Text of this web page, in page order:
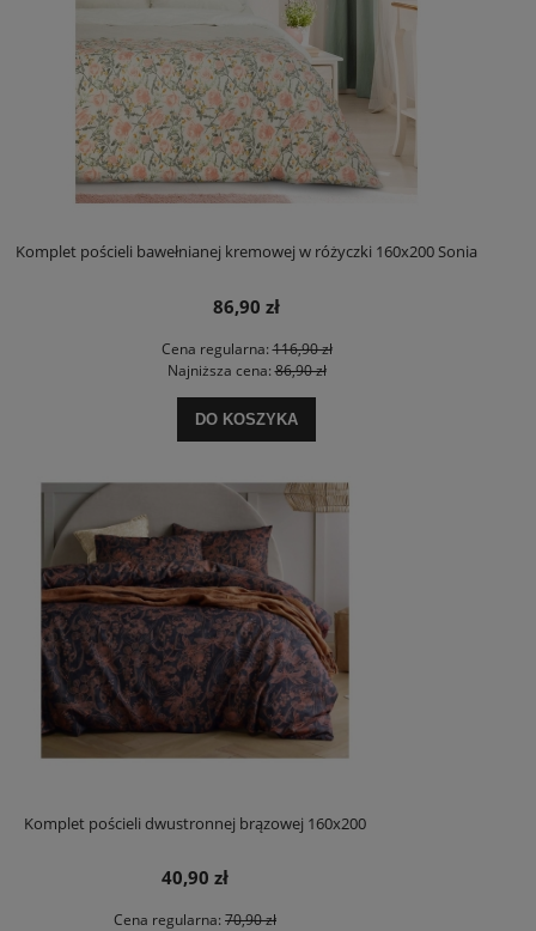
Komplet pościeli bawełnianej kremowej w różyczki 160x200 Sonia
86,90 zł
Cena regularna:116,90 zł
Najniższa cena:86,90 zł
DO KOSZYKA
Komplet pościeli dwustronnej brązowej 160x200
40,90 zł
Cena regularna: 70,90 zł